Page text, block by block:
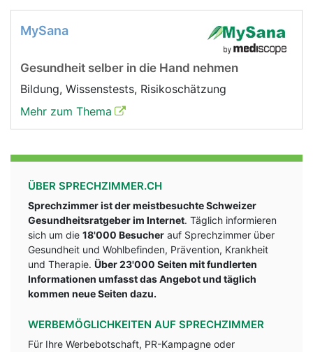
MySana
Gesundheit selber in die Hand nehmen
Bildung, Wissenstests, Risikoschätzung
Mehr zum Thema
ÜBER SPRECHZIMMER.CH
Sprechzimmer ist der meistbesuchte Schweizer
Gesundheitsratgeber im Internet. Täglich informieren
sich um die 18'000 Besucher auf Sprechzimmer über
Gesundheit und Wohlbefinden, Prävention, Krankheit
und Therapie. Über 23'000 Seiten mit fundlerten
Informationen umfasst das Angebot und täglich
kommen neue Seiten dazu.
WERBEMÖGLICHKEITEN AUF SPRECHZIMMER
Für Ihre Werbebotschaft, PR-Kampagne oder